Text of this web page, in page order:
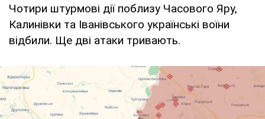
Чотири штурмові дії поблизу Часового Яру,
Калинівки та Іванівського українські воїни
відбили. Ще дві атаки тривають.